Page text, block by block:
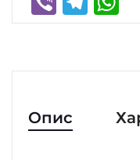
Опис